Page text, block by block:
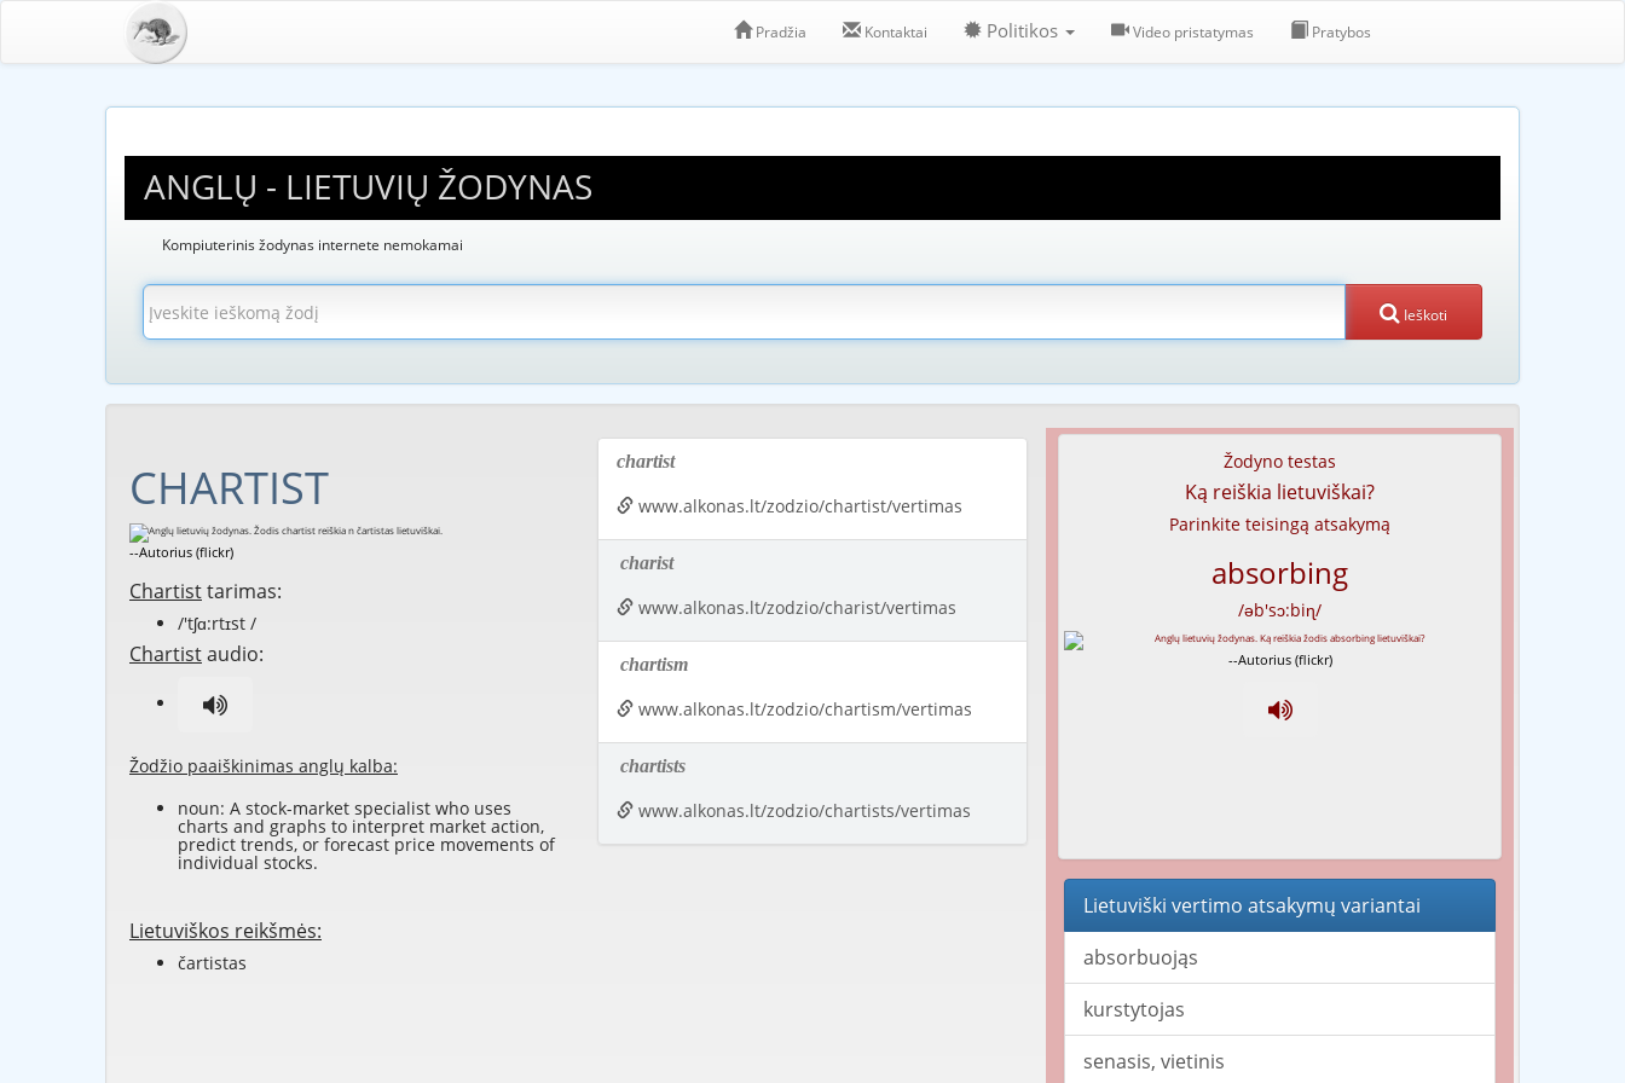
Pradžia Kontaktai Politikos Video pristatymas Pratybos
ANGLŲ - LIETUVIŲ ŽODYNAS
Kompiuterinis žodynas internete nemokamai
Ieškoti
CHARTIST
--Autorius (flickr)
Chartisttarimas:
/'tʃɑ:rtɪst /
Chartistaudio:
Žodžio paaiškinimas anglų kalba:
noun: A stock-market specialist who uses
charts and graphs to interpret market action,
predict trends, or forecast price movements of
individual stocks.
Lietuviškos reikšmės:
čartistas
chartist
www.alkonas.lt/zodzio/chartist/vertimas
charist
www.alkonas.lt/zodzio/charist/vertimas
chartism
www.alkonas.lt/zodzio/chartism/vertimas
chartists
www.alkonas.lt/zodzio/chartists/vertimas
Žodyno testas
Ką reiškia lietuviškai?
Parinkite teisingą atsakymą
absorbing
/əb'sɔ:biɳ/
--Autorius (flickr)
Lietuviški vertimo atsakymų variantai
absorbuojąs
kurstytojas
senasis, vietinis